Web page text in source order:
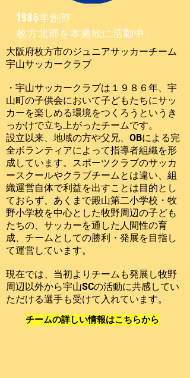
1986年創部
枚方北部を本拠地に活動中。
大阪府枚方市のジュニアサッカーチーム
宇山サッカークラブ
・宇山サッカークラブは１９８６年、宇
山町の子供会において子どもたちにサッ
カーを楽しめる環境をつくろうというき
っかけで立ち上がったチームです。
設立以来、地域の方や父兄、OBによる完
全ボランティアによって指導者組織を形
成しています。スポーツクラブのサッカ
ースクールやクラブチームとは違い、組
織運営自体で利益を出すことは目的とし
ておらず、あくまで殿山第二小学校・牧
野小学校を中心とした牧野周辺の子ども
たちの、サッカーを通した人間性の育
成、チームとしての勝利・発展を目指し
て運営しています。
現在では、当初よりチームも発展し牧野
周辺以外から宇山SCの活動に共感してい
ただける選手も受けて入れています。
チームの詳しい情報はこちらから